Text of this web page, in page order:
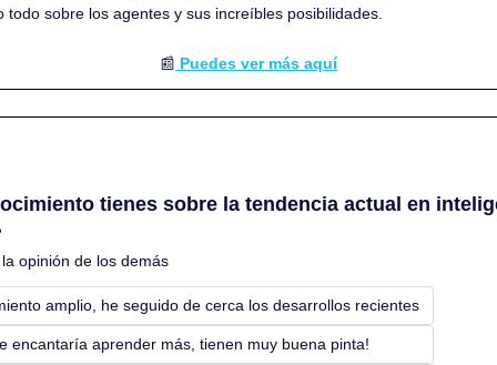
todo sobre los agentes y sus increíbles posibilidades.
📰 Puedes ver más aquí
tienes sobre la tendencia actual en
opinión de los demás
amplio, he seguido de cerca los desarrollos recientes
encantaría aprender más, tienen muy buena pinta!